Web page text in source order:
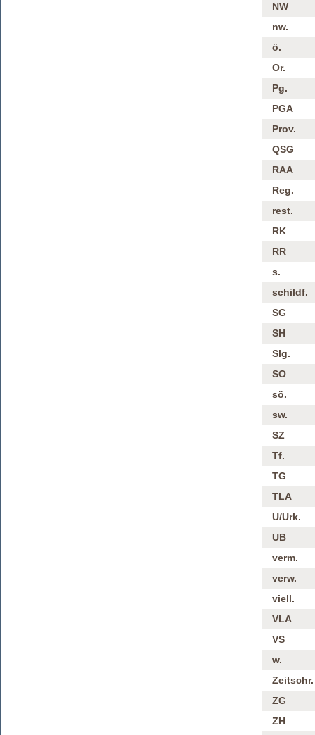
NW
nw.
ö.
Or.
Pg.
PGA
Prov.
QSG
RAA
Reg.
rest.
RK
RR
s.
schildf.
SG
SH
Slg.
SO
sö.
sw.
SZ
Tf.
TG
TLA
U/Urk.
UB
verm.
verw.
viell.
VLA
VS
w.
Zeitschr.
ZG
ZH